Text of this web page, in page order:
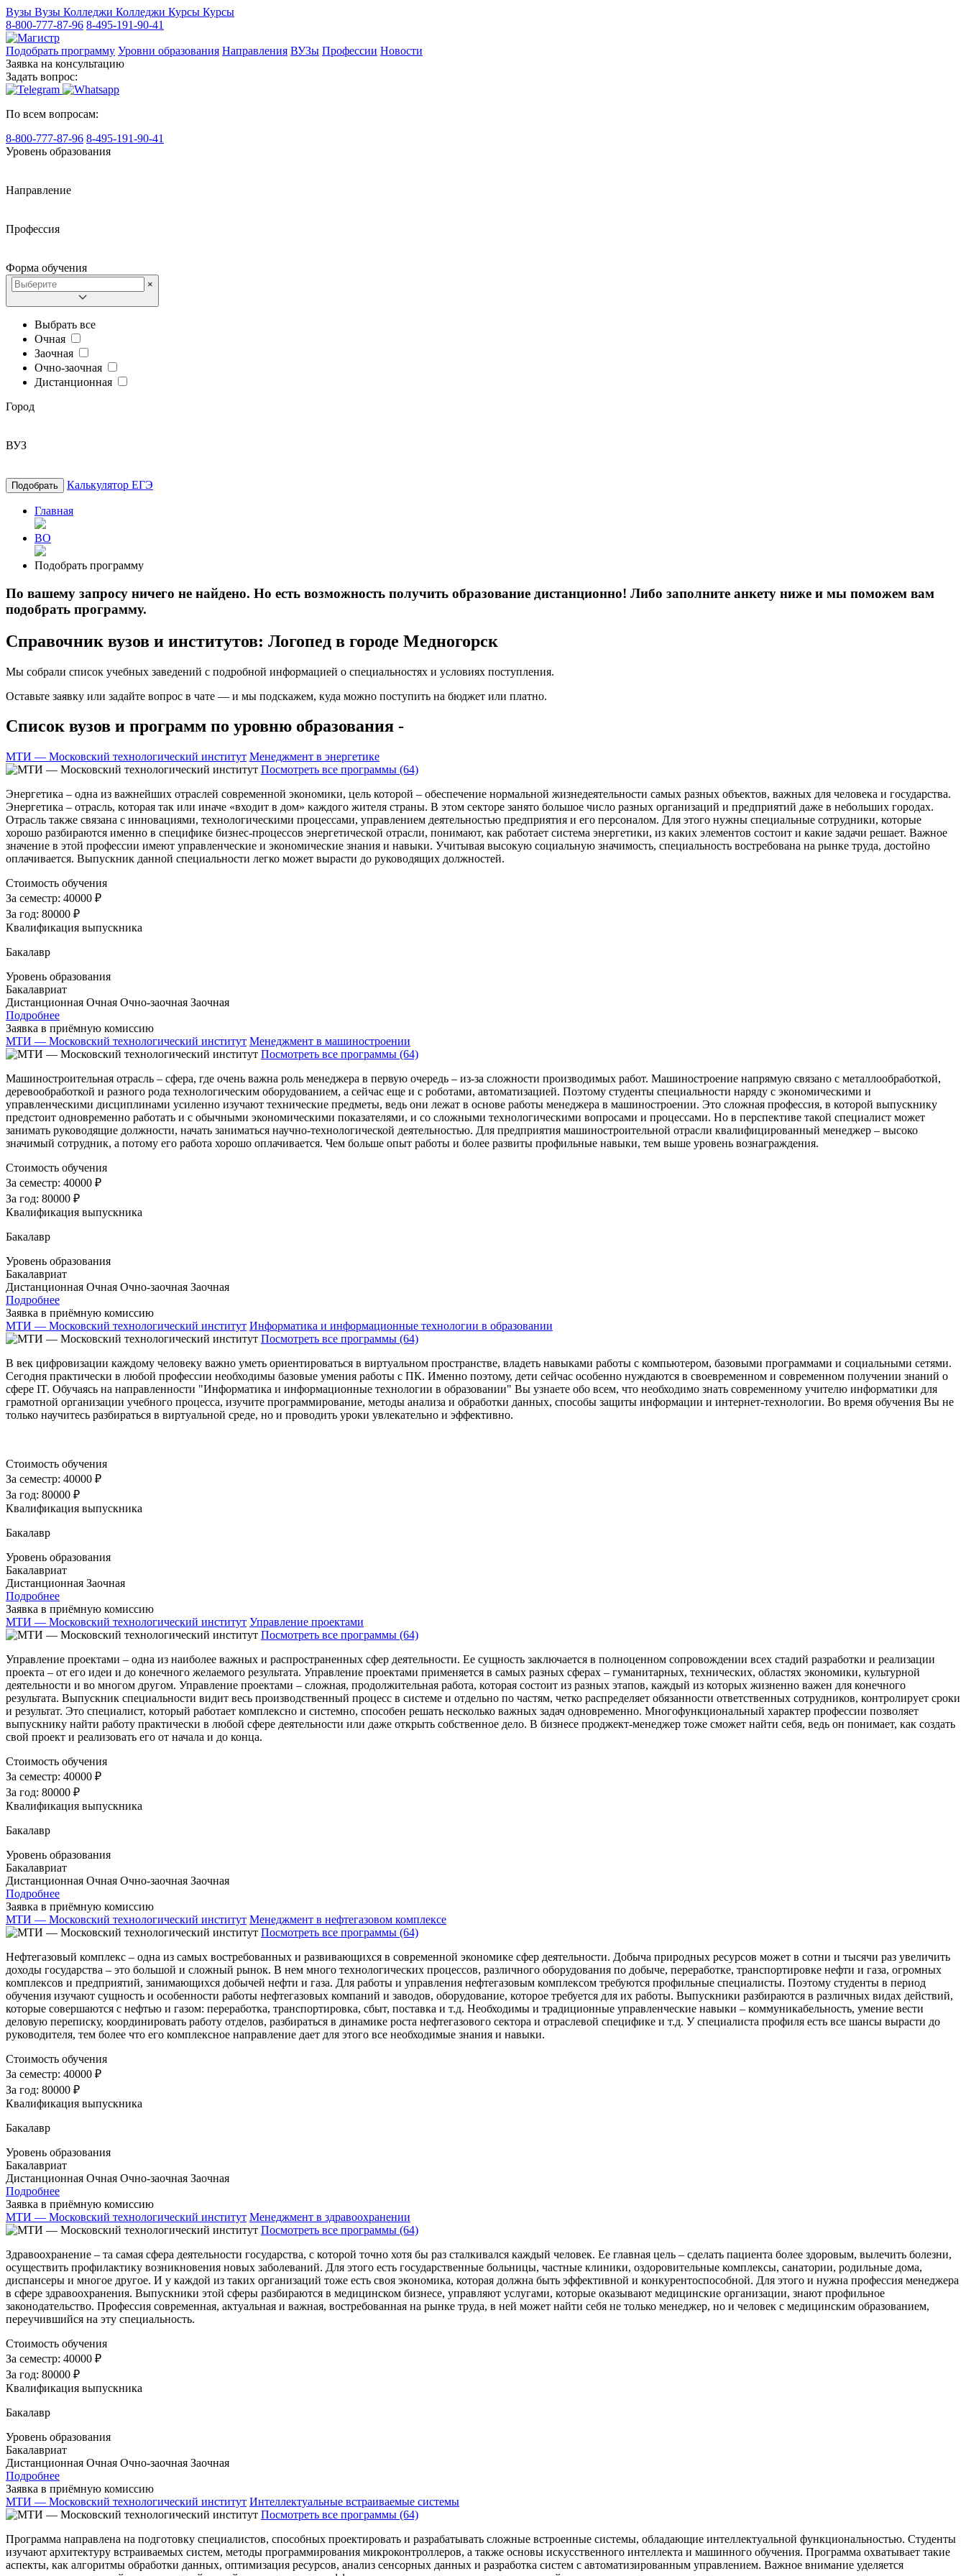
Вузы Вузы Колледжи Колледжи Курсы Курсы
8-800-777-87-96 8-495-191-90-41
Подобрать программу Уровни образования Направления ВУЗы Профессии Новости
Заявка на консультацию
Задать вопрос:
По всем вопросам:
8-800-777-87-96 8-495-191-90-41
Уровень образования
Направление
Профессия
Форма обучения
×
Выбрать все
Очная
Заочная
Очно-заочная
Дистанционная
Город
ВУЗ
Подобрать Калькулятор ЕГЭ
Главная
ВО
Подобрать программу
По вашему запросу ничего не найдено. Но есть возможность получить образование дистанционно! Либо заполните анкету ниже и мы поможем вам
подобрать программу.
Справочник вузов и институтов: Логопед в городе Медногорск
Мы собрали список учебных заведений с подробной информацией о специальностях и условиях поступления.
Оставьте заявку или задайте вопрос в чате — и мы подскажем, куда можно поступить на бюджет или платно.
Список вузов и программ по уровню образования -
МТИ — Московский технологический институт Менеджмент в энергетике
Посмотреть все программы (64)
Энергетика – одна из важнейших отраслей современной экономики, цель которой – обеспечение нормальной жизнедеятельности самых разных объектов, важных для человека и государства.
Энергетика – отрасль, которая так или иначе «входит в дом» каждого жителя страны. В этом секторе занято большое число разных организаций и предприятий даже в небольших городах.
Отрасль также связана с инновациями, технологическими процессами, управлением деятельностью предприятия и его персоналом. Для этого нужны специальные сотрудники, которые
хорошо разбираются именно в специфике бизнес-процессов энергетической отрасли, понимают, как работает система энергетики, из каких элементов состоит и какие задачи решает. Важное
значение в этой профессии имеют управленческие и экономические знания и навыки. Учитывая высокую социальную значимость, специальность востребована на рынке труда, достойно
оплачивается. Выпускник данной специальности легко может вырасти до руководящих должностей.
Стоимость обучения
За семестр: 40000 ₽
За год: 80000 ₽
Квалификация выпускника
Бакалавр
Уровень образования
Бакалавриат
Дистанционная Очная Очно-заочная Заочная
Подробнее
Заявка в приёмную комиссию
МТИ — Московский технологический институт Менеджмент в машиностроении
Посмотреть все программы (64)
Машиностроительная отрасль – сфера, где очень важна роль менеджера в первую очередь – из-за сложности производимых работ. Машиностроение напрямую связано с металлообработкой,
деревообработкой и разного рода технологическим оборудованием, а сейчас еще и с роботами, автоматизацией. Поэтому студенты специальности наряду с экономическими и
управленческими дисциплинами усиленно изучают технические предметы, ведь они лежат в основе работы менеджера в машиностроении. Это сложная профессия, в которой выпускнику
предстоит одновременно работать и с обычными экономическими показателями, и со сложными технологическими вопросами и процессами. Но в перспективе такой специалист может
занимать руководящие должности, начать заниматься научно-технологической деятельностью. Для предприятия машиностроительной отрасли квалифицированный менеджер – высоко
значимый сотрудник, а потому его работа хорошо оплачивается. Чем больше опыт работы и более развиты профильные навыки, тем выше уровень вознаграждения.
Стоимость обучения
За семестр: 40000 ₽
За год: 80000 ₽
Квалификация выпускника
Бакалавр
Уровень образования
Бакалавриат
Дистанционная Очная Очно-заочная Заочная
Подробнее
Заявка в приёмную комиссию
МТИ — Московский технологический институт Информатика и информационные технологии в образовании
Посмотреть все программы (64)
В век цифровизации каждому человеку важно уметь ориентироваться в виртуальном пространстве, владеть навыками работы с компьютером, базовыми программами и социальными сетями.
Сегодня практически в любой профессии необходимы базовые умения работы с ПК. Именно поэтому, дети сейчас особенно нуждаются в своевременном и современном получении знаний о
сфере IT. Обучаясь на направленности "Информатика и информационные технологии в образовании" Вы узнаете обо всем, что необходимо знать современному учителю информатики для
грамотной организации учебного процесса, изучите программирование, методы анализа и обработки данных, способы защиты информации и интернет-технологии. Во время обучения Вы не
только научитесь разбираться в виртуальной среде, но и проводить уроки увлекательно и эффективно.
Стоимость обучения
За семестр: 40000 ₽
За год: 80000 ₽
Квалификация выпускника
Бакалавр
Уровень образования
Бакалавриат
Дистанционная Заочная
Подробнее
Заявка в приёмную комиссию
МТИ — Московский технологический институт Управление проектами
Посмотреть все программы (64)
Управление проектами – одна из наиболее важных и распространенных сфер деятельности. Ее сущность заключается в полноценном сопровождении всех стадий разработки и реализации
проекта – от его идеи и до конечного желаемого результата. Управление проектами применяется в самых разных сферах – гуманитарных, технических, областях экономики, культурной
деятельности и во многом другом. Управление проектами – сложная, продолжительная работа, которая состоит из разных этапов, каждый из которых жизненно важен для конечного
результата. Выпускник специальности видит весь производственный процесс в системе и отдельно по частям, четко распределяет обязанности ответственных сотрудников, контролирует сроки
и результат. Это специалист, который работает комплексно и системно, способен решать несколько важных задач одновременно. Многофункциональный характер профессии позволяет
выпускнику найти работу практически в любой сфере деятельности или даже открыть собственное дело. В бизнесе проджект-менеджер тоже сможет найти себя, ведь он понимает, как создать
свой проект и реализовать его от начала и до конца.
Стоимость обучения
За семестр: 40000 ₽
За год: 80000 ₽
Квалификация выпускника
Бакалавр
Уровень образования
Бакалавриат
Дистанционная Очная Очно-заочная Заочная
Подробнее
Заявка в приёмную комиссию
МТИ — Московский технологический институт Менеджмент в нефтегазовом комплексе
Посмотреть все программы (64)
Нефтегазовый комплекс – одна из самых востребованных и развивающихся в современной экономике сфер деятельности. Добыча природных ресурсов может в сотни и тысячи раз увеличить
доходы государства – это большой и сложный рынок. В нем много технологических процессов, различного оборудования по добыче, переработке, транспортировке нефти и газа, огромных
комплексов и предприятий, занимающихся добычей нефти и газа. Для работы и управления нефтегазовым комплексом требуются профильные специалисты. Поэтому студенты в период
обучения изучают сущность и особенности работы нефтегазовых компаний и заводов, оборудование, которое требуется для их работы. Выпускники разбираются в различных видах действий,
которые совершаются с нефтью и газом: переработка, транспортировка, сбыт, поставка и т.д. Необходимы и традиционные управленческие навыки – коммуникабельность, умение вести
деловую переписку, координировать работу отделов, разбираться в динамике роста нефтегазового сектора и отраслевой специфике и т.д. У специалиста профиля есть все шансы вырасти до
руководителя, тем более что его комплексное направление дает для этого все необходимые знания и навыки.
Стоимость обучения
За семестр: 40000 ₽
За год: 80000 ₽
Квалификация выпускника
Бакалавр
Уровень образования
Бакалавриат
Дистанционная Очная Очно-заочная Заочная
Подробнее
Заявка в приёмную комиссию
МТИ — Московский технологический институт Менеджмент в здравоохранении
Посмотреть все программы (64)
Здравоохранение – та самая сфера деятельности государства, с которой точно хотя бы раз сталкивался каждый человек. Ее главная цель – сделать пациента более здоровым, вылечить болезни,
осуществить профилактику возникновения новых заболеваний. Для этого есть государственные больницы, частные клиники, оздоровительные комплексы, санатории, родильные дома,
диспансеры и многое другое. И у каждой из таких организаций тоже есть своя экономика, которая должна быть эффективной и конкурентоспособной. Для этого и нужна профессия менеджера
в сфере здравоохранения. Выпускники этой сферы разбираются в медицинском бизнесе, управляют услугами, которые оказывают медицинские организации, знают профильное
законодательство. Профессия современная, актуальная и важная, востребованная на рынке труда, в ней может найти себя не только менеджер, но и человек с медицинским образованием,
переучившийся на эту специальность.
Стоимость обучения
За семестр: 40000 ₽
За год: 80000 ₽
Квалификация выпускника
Бакалавр
Уровень образования
Бакалавриат
Дистанционная Очная Очно-заочная Заочная
Подробнее
Заявка в приёмную комиссию
МТИ — Московский технологический институт Интеллектуальные встраиваемые системы
Посмотреть все программы (64)
Программа направлена на подготовку специалистов, способных проектировать и разрабатывать сложные встроенные системы, обладающие интеллектуальной функциональностью. Студенты
изучают архитектуру встраиваемых систем, методы программирования микроконтроллеров, а также основы искусственного интеллекта и машинного обучения. Программа охватывает такие
аспекты, как алгоритмы обработки данных, оптимизация ресурсов, анализ сенсорных данных и разработка систем с автоматизированным управлением. Важное внимание уделяется